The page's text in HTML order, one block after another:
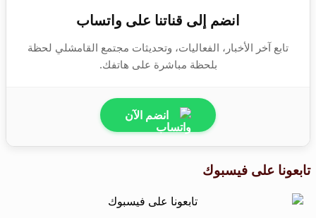
انضم إلى قناتنا على واتساب
تابع آخر الأخبار، الفعاليات، وتحديثات مجتمع القامشلي لحظة
بلحظة مباشرة على هاتفك.
انضم الآن
تابعونا على فيسبوك